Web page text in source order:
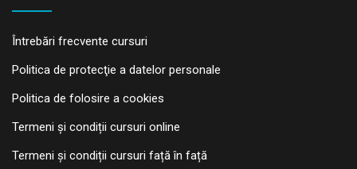
Întrebări frecvente cursuri
Politica de protecţie a datelor personale
Politica de folosire a cookies
Termeni și condiții cursuri online
Termeni și condiții cursuri față în față